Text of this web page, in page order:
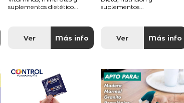
suplementos dietético...
Ver Más info
suplementos...
Ver Más info